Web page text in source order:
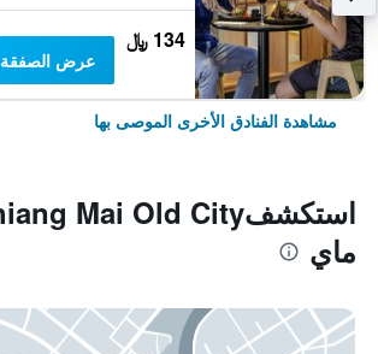
134 ﷼
عرض الصفقة
مشاهدة الفنادق الأخرى الموصى بها
ماي